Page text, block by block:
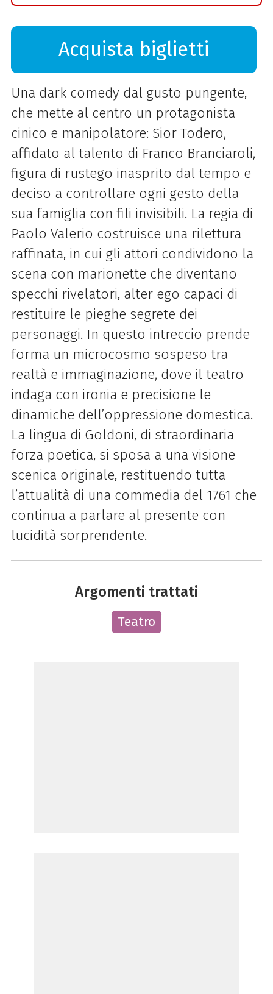
Acquista biglietti
Una dark comedy dal gusto pungente,
che mette al centro un protagonista
cinico e manipolatore: Sior Todero,
affidato al talento di Franco Branciaroli,
figura di rustego inasprito dal tempo e
deciso a controllare ogni gesto della
sua famiglia con fili invisibili. La regia di
Paolo Valerio costruisce una rilettura
raffinata, in cui gli attori condividono la
scena con marionette che diventano
specchi rivelatori, alter ego capaci di
restituire le pieghe segrete dei
personaggi. In questo intreccio prende
forma un microcosmo sospeso tra
realtà e immaginazione, dove il teatro
indaga con ironia e precisione le
dinamiche dell’oppressione domestica.
La lingua di Goldoni, di straordinaria
forza poetica, si sposa a una visione
scenica originale, restituendo tutta
l’attualità di una commedia del 1761 che
continua a parlare al presente con
lucidità sorprendente.
Argomenti trattati
Teatro